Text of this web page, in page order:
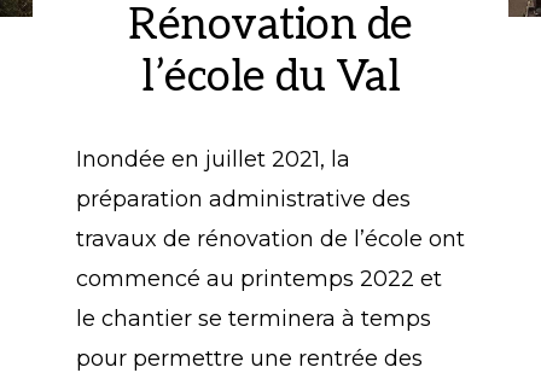
de
ChaudfontaineRénovation de
l’école du Val
Inondée en juillet 2021, la
préparation administrative des
travaux de rénovation de l’école ont
commencé au printemps 2022 et
le chantier se terminera à temps
pour permettre une rentrée des